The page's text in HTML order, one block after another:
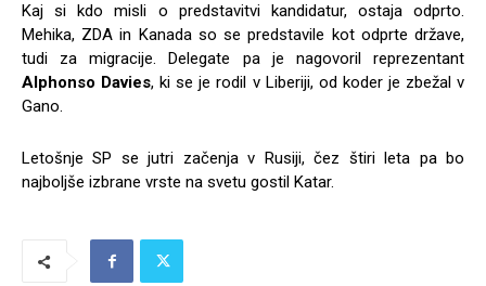
Kaj si kdo misli o predstavitvi kandidatur, ostaja odprto.
Mehika, ZDA in Kanada so se predstavile kot odprte države,
tudi za migracije. Delegate pa je nagovoril reprezentant
Alphonso Davies, ki se je rodil v Liberiji, od koder je zbežal v
Gano.
Letošnje SP se jutri začenja v Rusiji, čez štiri leta pa bo
najboljše izbrane vrste na svetu gostil Katar.